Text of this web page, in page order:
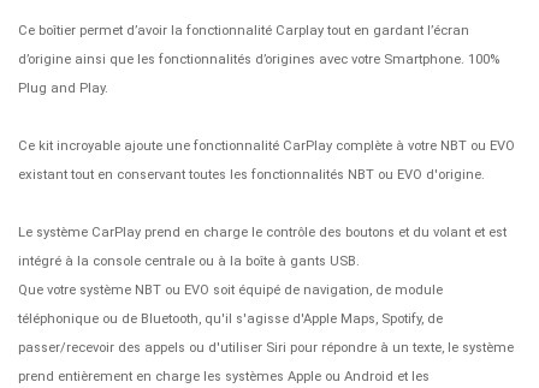
Ce boîtier permet d’avoir la fonctionnalité Carplay tout en gardant l’écran
d’origine ainsi que les fonctionnalités d’origines avec votre Smartphone. 100%
Plug and Play.
Ce kit incroyable ajoute une fonctionnalité CarPlay complète à votre NBT ou EVO
existant tout en conservant toutes les fonctionnalités NBT ou EVO d'origine.
Le système CarPlay prend en charge le contrôle des boutons et du volant et est
intégré à la console centrale ou à la boîte à gants USB.
Que votre système NBT ou EVO soit équipé de navigation, de module
téléphonique ou de Bluetooth, qu'il s'agisse d'Apple Maps, Spotify, de
passer/recevoir des appels ou d'utiliser Siri pour répondre à un texte, le système
prend entièrement en charge les systèmes Apple ou Android et les